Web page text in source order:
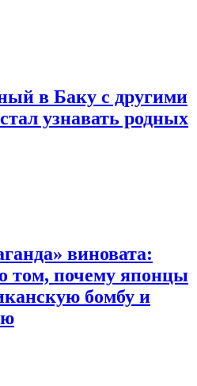
в Баку с другими
узнавать родных
виновата:
том, почему японцы
бомбу и